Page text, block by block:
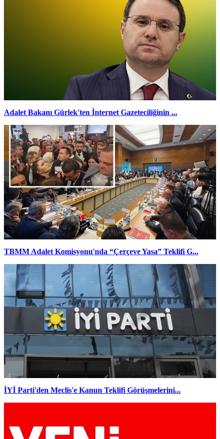
Adalet Bakanı Gürlek'ten İnternet Gazeteciliğinin ...
TBMM Adalet Komisyonu'nda “Çerçeve Yasa” Teklifi G...
İYİ Parti'den Meclis'e Kanun Teklifi Görüşmelerini...